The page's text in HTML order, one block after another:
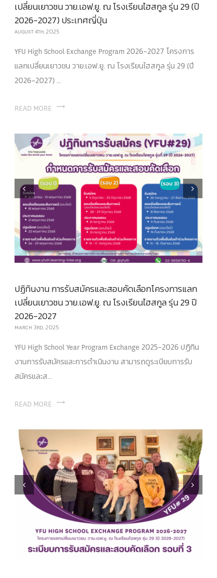
เปลี่ยนเยาวชน วาย.เอฟ.ยู. ณ โรงเรียนไฮสกูล รุ่น 29 (ปี
2026-2027) ประเทศญี่ปุ่น
AUGUST 4TH, 2025
YFU High School Exchange Program 2026-2027 โครงการ
แลกเปลี่ยนเยาวชน วาย.เอฟ.ยู. ณ โรงเรียนไฮสกูล รุ่น 29 (ปี
2026-2027) ...
READ MORE
Previous
ปฏิทินงาน การรับสมัครและสอบคัดเลือกโครงการแลก
เปลี่ยนเยาวชน วาย.เอฟ.ยู. ณ โรงเรียนไฮสกูล รุ่น 29 ปี
2026-2027
MARCH 3RD, 2025
YFU High School Year Program Exchange 2025-2026 ปฏิทิน
งานการรับสมัครและการดำเนินงาน สามารถดูระเบียบการรับ
สมัครและส...
READ MORE
Previous Next